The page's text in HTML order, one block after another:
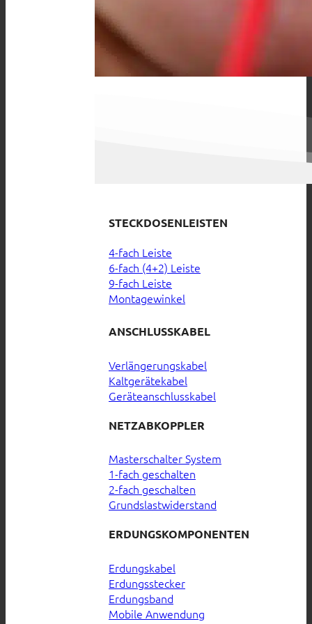
STECKDOSENLEISTEN
4-fach Leiste
6-fach (4+2) Leiste
9-fach Leiste
Montagewinkel
ANSCHLUSSKABEL
Verlängerungskabel
Kaltgerätekabel
Geräteanschlusskabel
NETZABKOPPLER
Masterschalter System
1-fach geschalten
2-fach geschalten
Grundslastwiderstand
ERDUNGSKOMPONENTEN
Erdungskabel
Erdungsstecker
Erdungsband
Mobile Anwendung